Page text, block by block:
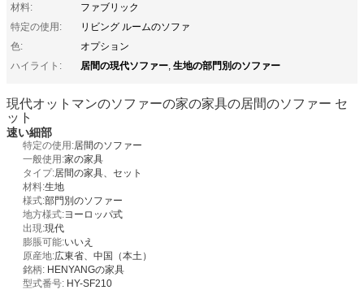
材料:
ファブリック
特定の使用:
リビング ルームのソファ
色:
オプション
ハイライト:
居間の現代ソファー, 生地の部門別のソファー
現代オットマンのソファーの家の家具の居間のソファー セ
ット
速い細部
特定の使用:居間のソファー
一般使用:家の家具
タイプ:居間の家具、セット
材料:生地
様式:部門別のソファー
地方様式:ヨーロッパ式
出現:現代
膨脹可能:いいえ
原産地:広東省、中国（本土）
銘柄: HENYANGの家具
型式番号: HY-SF210